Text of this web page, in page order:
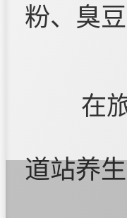
粉、臭
在
道站养